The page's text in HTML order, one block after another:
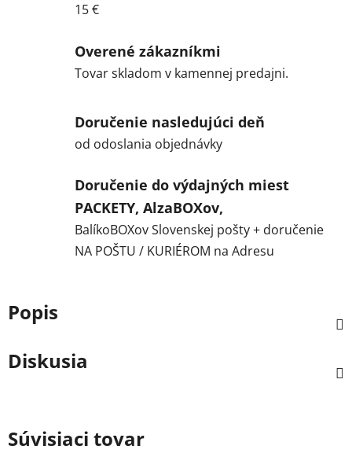
15 €
Overené zákazníkmi
Tovar skladom v kamennej predajni.
Doručenie nasledujúci deň
od odoslania objednávky
Doručenie do výdajných miest
PACKETY, AlzaBOXov,
BalíkoBOXov Slovenskej pošty + doručenie
NA POŠTU / KURIÉROM na Adresu
Popis
Diskusia
Súvisiaci tovar